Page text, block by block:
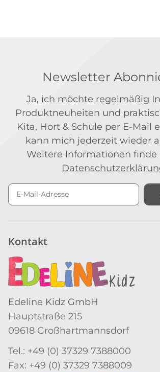
Newsletter
Ja, ich möchte regelmäßig
Produktneuheiten und
Kita, Hort & Schule per E-Mail
kann mich jederzeit wieder
Weitere Informationen finde
Kontakt
Edeline Kidz GmbH
Hauptstraße 215
09618 Großhartmannsdorf
Tel.: +49 (0) 37329 7388000
Fax: +49 (0) 37329 7388009